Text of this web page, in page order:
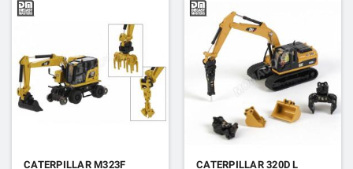
CATERPILLAR M323F
CATERPILLAR 320D L